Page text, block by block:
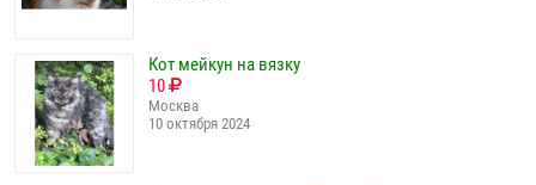
Кот мейкун на вязку
10
Москва
10 октября 2024